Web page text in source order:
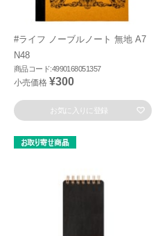
#ライフ ノーブルノート 無地 A7
N48
商品コード:4990168051357
小売価格 ¥300
お気に入りに登録